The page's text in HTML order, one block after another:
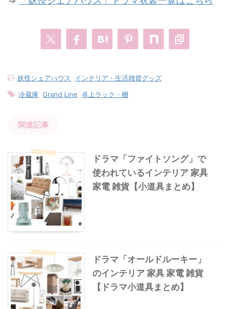
-妖怪シェアハウス
インテリア・生活雑貨グッズ
-冷蔵庫 Grand Line 卓上ラック・棚
関連記事
ドラマ「ファイトソング」で
使われているインテリア 家具
家電 雑貨【小道具まとめ】
ドラマ「オールドルーキー」
のインテリア 家具 家電 雑貨
【ドラマ小道具まとめ】